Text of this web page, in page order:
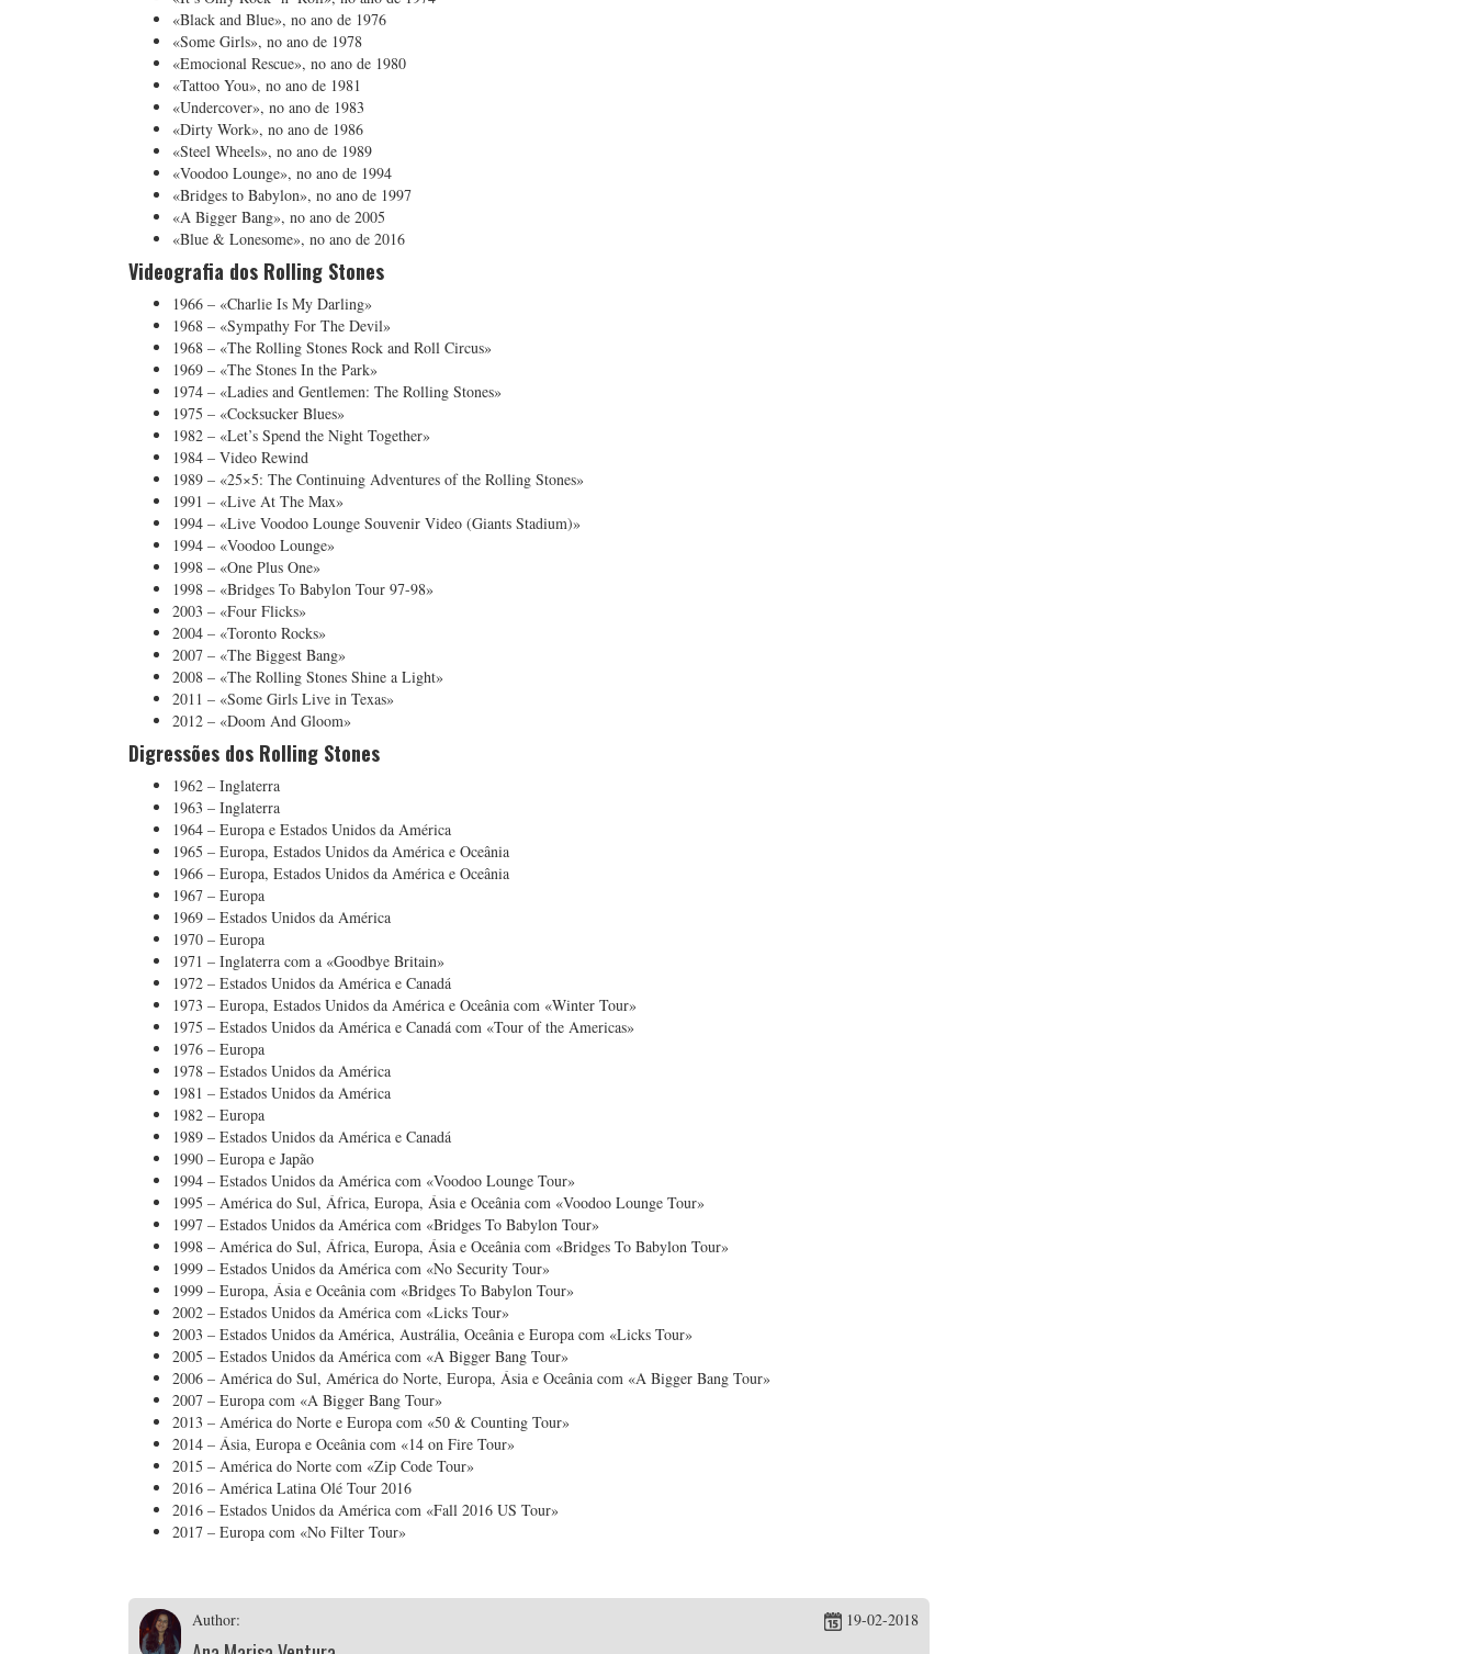
«Black and Blue», no ano de 1976
«Some Girls», no ano de 1978
«Emocional Rescue», no ano de 1980
«Tattoo You», no ano de 1981
«Undercover», no ano de 1983
«Dirty Work», no ano de 1986
«Steel Wheels», no ano de 1989
«Voodoo Lounge», no ano de 1994
«Bridges to Babylon», no ano de 1997
«A Bigger Bang», no ano de 2005
«Blue & Lonesome», no ano de 2016
Videografia dos Rolling Stones
1966 – «Charlie Is My Darling»
1968 – «Sympathy For The Devil»
1968 – «The Rolling Stones Rock and Roll Circus»
1969 – «The Stones In the Park»
1974 – «Ladies and Gentlemen: The Rolling Stones»
1975 – «Cocksucker Blues»
1982 – «Let’s Spend the Night Together»
1984 – Video Rewind
1989 – «25×5: The Continuing Adventures of the Rolling Stones»
1991 – «Live At The Max»
1994 – «Live Voodoo Lounge Souvenir Video (Giants Stadium)»
1994 – «Voodoo Lounge»
1998 – «One Plus One»
1998 – «Bridges To Babylon Tour 97-98»
2003 – «Four Flicks»
2004 – «Toronto Rocks»
2007 – «The Biggest Bang»
2008 – «The Rolling Stones Shine a Light»
2011 – «Some Girls Live in Texas»
2012 – «Doom And Gloom»
Digressões dos Rolling Stones
1962 – Inglaterra
1963 – Inglaterra
1964 – Europa e Estados Unidos da América
1965 – Europa, Estados Unidos da América e Oceânia
1966 – Europa, Estados Unidos da América e Oceânia
1967 – Europa
1969 – Estados Unidos da América
1970 – Europa
1971 – Inglaterra com a «Goodbye Britain»
1972 – Estados Unidos da América e Canadá
1973 – Europa, Estados Unidos da América e Oceânia com «Winter Tour»
1975 – Estados Unidos da América e Canadá com «Tour of the Americas»
1976 – Europa
1978 – Estados Unidos da América
1981 – Estados Unidos da América
1982 – Europa
1989 – Estados Unidos da América e Canadá
1990 – Europa e Japão
1994 – Estados Unidos da América com «Voodoo Lounge Tour»
1995 – América do Sul, África, Europa, Ásia e Oceânia com «Voodoo Lounge Tour»
1997 – Estados Unidos da América com «Bridges To Babylon Tour»
1998 – América do Sul, África, Europa, Ásia e Oceânia com «Bridges To Babylon Tour»
1999 – Estados Unidos da América com «No Security Tour»
1999 – Europa, Ásia e Oceânia com «Bridges To Babylon Tour»
2002 – Estados Unidos da América com «Licks Tour»
2003 – Estados Unidos da América, Austrália, Oceânia e Europa com «Licks Tour»
2005 – Estados Unidos da América com «A Bigger Bang Tour»
2006 – América do Sul, América do Norte, Europa, Ásia e Oceânia com «A Bigger Bang Tour»
2007 – Europa com «A Bigger Bang Tour»
2013 – América do Norte e Europa com «50 & Counting Tour»
2014 – Ásia, Europa e Oceânia com «14 on Fire Tour»
2015 – América do Norte com «Zip Code Tour»
2016 – América Latina Olé Tour 2016
2016 – Estados Unidos da América com «Fall 2016 US Tour»
2017 – Europa com «No Filter Tour»
Author: 19-02-2018